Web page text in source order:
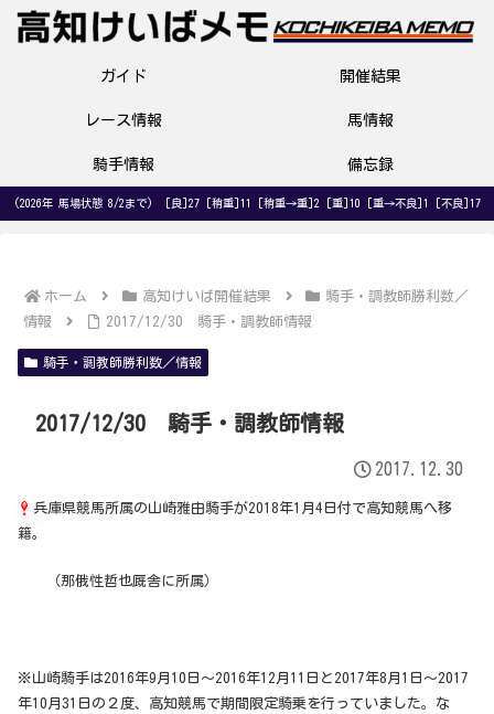
ガイド 開催結果
レース情報 馬情報
騎手情報 備忘録
(2026年 馬場状態 8/2まで) [良]27 [稍重]11 [稍重→重]2 [重]10 [重→不良]1 [不良]17
ホーム 高知けいば開催結果
騎手・調教師勝利数／
情報
2017/12/30 騎手・調教師情報
騎手・調教師勝利数／情報
2017/12/30 騎手・調教師情報
2017.12.30
兵庫県競馬所属の山崎雅由騎手が2018年1月4日付で高知競馬へ移
籍。
（那俄性哲也厩舎に所属）
※山崎騎手は2016年9月10日～2016年12月11日と2017年8月1日～2017
年10月31日の２度、高知競馬で期間限定騎乗を行っていました。な